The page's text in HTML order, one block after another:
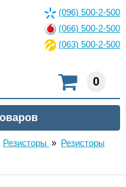
(096) 500-2-500
(066) 500-2-500
(063) 500-2-500
0
Резисторы » Резисторы